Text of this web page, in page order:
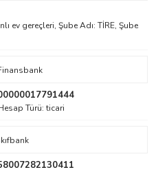
ev gereçleri, Şube Adı: TİRE, Şube
Türü: ticari